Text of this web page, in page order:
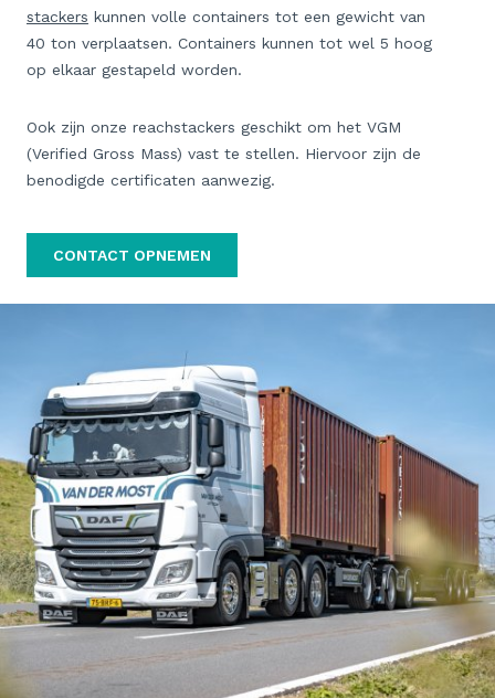
stackers kunnen volle containers tot een gewicht van
40 ton verplaatsen. Containers kunnen tot wel 5 hoog
op elkaar gestapeld worden.
Ook zijn onze reachstackers geschikt om het VGM
(Verified Gross Mass) vast te stellen. Hiervoor zijn de
benodigde certificaten aanwezig.
CONTACT OPNEMEN